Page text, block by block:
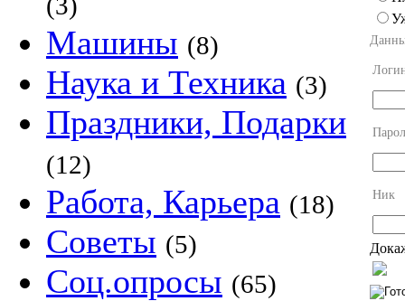
Машины (8)
Наука и Техника (3)
Праздники, Подарки
(12)
Работа, Карьера (18)
Советы (5)
Соц.опросы (65)
Ник